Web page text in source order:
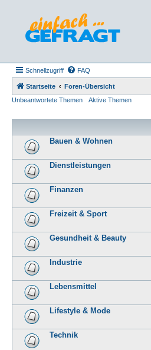
Schnellzugriff FAQ
Startseite
Foren-Übersicht
Unbeantwortete Themen
Aktive Themen
Bauen & Wohnen
Dienstleistungen
Finanzen
Freizeit & Sport
Gesundheit & Beauty
Industrie
Lebensmittel
Lifestyle & Mode
Technik